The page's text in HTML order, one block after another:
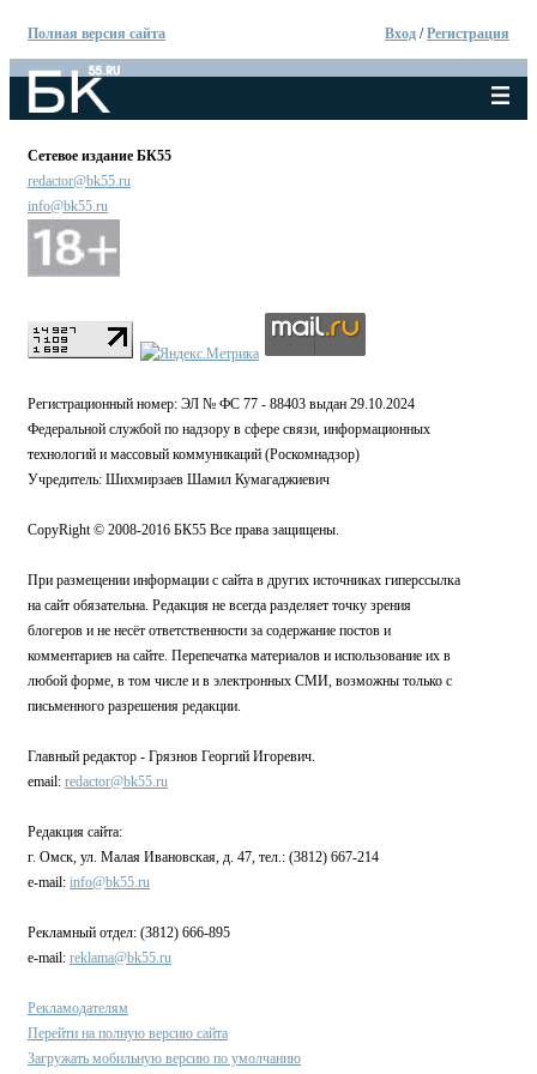
Полная версия сайта Вход /Регистрация
Сетевое издание БК55
redactor@bk55.ru
info@bk55.ru
Регистрационный номер: ЭЛ № ФС 77 - 88403 выдан 29.10.2024
Федеральной службой по надзору в сфере связи, информационных
технологий и массовый коммуникаций (Роскомнадзор)
Учредитель: Шихмирзаев Шамил Кумагаджиевич
CopyRight © 2008-2016 БК55 Все права защищены.
При размещении информации с сайта в других источниках гиперссылка
на сайт обязательна. Редакция не всегда разделяет точку зрения
блогеров и не несёт ответственности за содержание постов и
комментариев на сайте. Перепечатка материалов и использование их в
любой форме, в том числе и в электронных СМИ, возможны только с
письменного разрешения редакции.
Главный редактор - Грязнов Георгий Игоревич.
email: redactor@bk55.ru
Редакция сайта:
г. Омск, ул. Малая Ивановская, д. 47, тел.: (3812) 667-214
e-mail: info@bk55.ru
Рекламный отдел: (3812) 666-895
e-mail: reklama@bk55.ru
Рекламодателям
Перейти на полную версию сайта
Загружать мобильную версию по умолчанию